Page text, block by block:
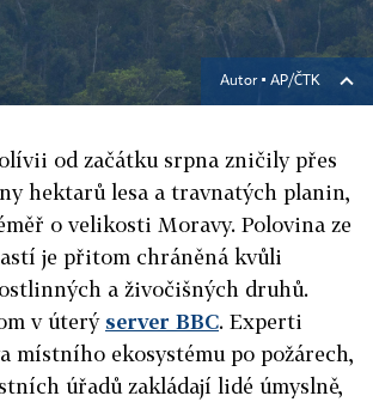
Autor ▪ AP/ČTK
od začátku srpna zničily přes
hektarů lesa a travnatých planin,
o velikosti Moravy. Polovina ze
je přitom chráněná kvůli
a živočišných druhů.
v úterý server BBC. Experti
místního ekosystému po požárech,
úřadů zakládají lidé úmyslně,